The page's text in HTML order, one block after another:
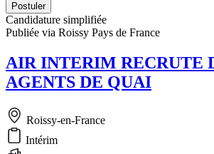
Postuler
Candidature simplifiée
Publiée via Roissy Pays de France
AIR INTERIM RECRUTE
AGENTS DE QUAI
Roissy-en-France
Intérim